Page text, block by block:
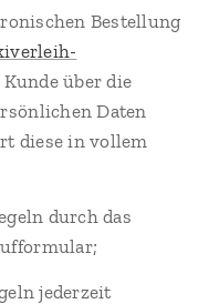
Bestellung
über die
Daten
diese in vollem
durch das
jederzeit